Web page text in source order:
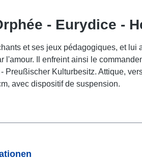
- Eurydice -
et ses jeux pédagogiques, et
l'amour. Il enfreint ainsi le
Kulturbesitz. Attique,
avec dispositif de suspension.